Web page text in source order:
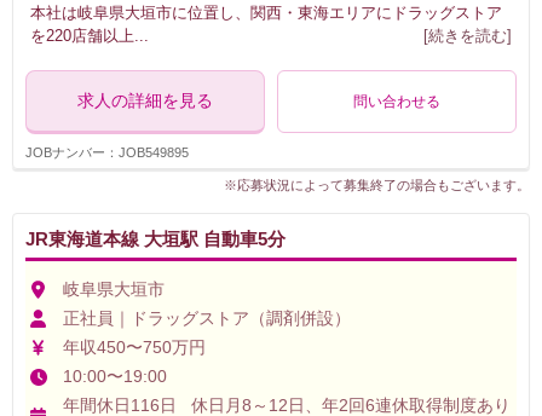
本社は岐阜県大垣市に位置し、関西・東海エリアにドラッグストア
を220店舗以上
[続きを読む]
求人の詳細を見る 問い合わせる
JOBナンバー：JOB549895
※応募状況によって募集終了の場合もございます。
JR東海道本線 大垣駅 自動車5分
岐阜県大垣市
正社員｜ドラッグストア（調剤併設）
年収450〜750万円
10:00〜19:00
年間休日116日 休日月8～12日、年2回6連休取得制度あり